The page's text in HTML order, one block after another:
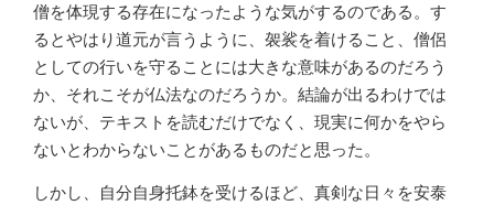
僧を体現する存在になったような気がするのである。す
るとやはり道元が言うように、袈裟を着けること、僧侶
としての行いを守ることには大きな意味があるのだろう
か、それこそが仏法なのだろうか。結論が出るわけでは
ないが、テキストを読むだけでなく、現実に何かをやら
ないとわからないことがあるものだと思った。
しかし、自分自身托鉢を受けるほど、真剣な日々を安泰